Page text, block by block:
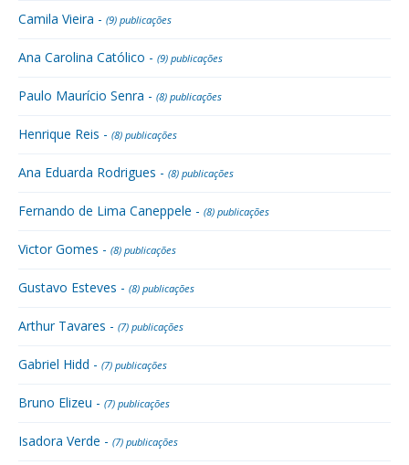
Camila Vieira - (9) publicações
Ana Carolina Católico - (9) publicações
Paulo Maurício Senra - (8) publicações
Henrique Reis - (8) publicações
Ana Eduarda Rodrigues - (8) publicações
Fernando de Lima Caneppele - (8) publicações
Victor Gomes - (8) publicações
Gustavo Esteves - (8) publicações
Arthur Tavares - (7) publicações
Gabriel Hidd - (7) publicações
Bruno Elizeu - (7) publicações
Isadora Verde - (7) publicações